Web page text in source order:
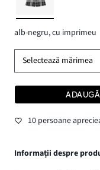
alb-negru, cu imprimeu
Selectează mărimea
10 persoane
Informații despre